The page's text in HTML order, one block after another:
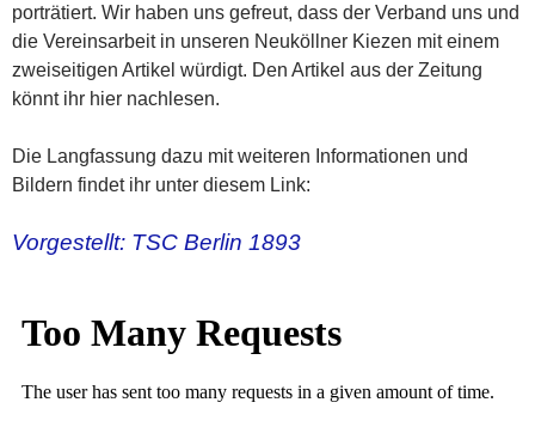
porträtiert. Wir haben uns gefreut, dass der Verband uns und
die Vereinsarbeit in unseren Neuköllner Kiezen mit einem
zweiseitigen Artikel würdigt. Den Artikel aus der Zeitung
könnt ihr hier nachlesen.
Die Langfassung dazu mit weiteren Informationen und
Bildern findet ihr unter diesem Link:
Vorgestellt: TSC Berlin 1893